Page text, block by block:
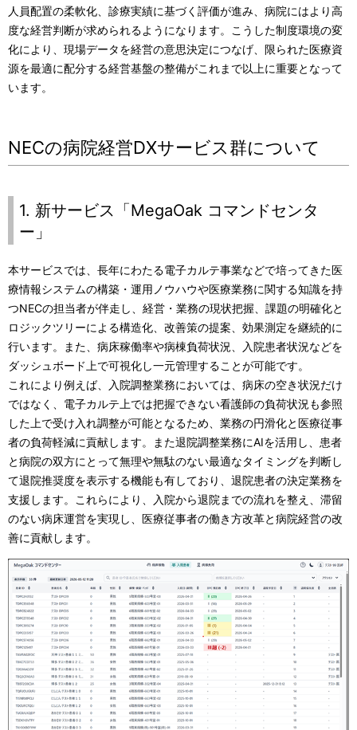
人員配置の柔軟化、診療実績に基づく評価が進み、病院にはより高
度な経営判断が求められるようになります。こうした制度環境の変
化により、現場データを経営の意思決定につなげ、限られた医療資
源を最適に配分する経営基盤の整備がこれまで以上に重要となって
います。
NECの病院経営DXサービス群について
1. 新サービス「MegaOak コマンドセンタ
ー」
本サービスでは、長年にわたる電子カルテ事業などで培ってきた医
療情報システムの構築・運用ノウハウや医療業務に関する知識を持
つNECの担当者が伴走し、経営・業務の現状把握、課題の明確化と
ロジックツリーによる構造化、改善策の提案、効果測定を継続的に
行います。また、病床稼働率や病棟負荷状況、入院患者状況などを
ダッシュボード上で可視化し一元管理することが可能です。
これにより例えば、入院調整業務においては、病床の空き状況だけ
ではなく、電子カルテ上では把握できない看護師の負荷状況も参照
した上で受け入れ調整が可能となるため、業務の円滑化と医療従事
者の負荷軽減に貢献します。また退院調整業務にAIを活用し、患者
と病院の双方にとって無理や無駄のない最適なタイミングを判断し
て退院推奨度を表示する機能も有しており、退院患者の決定業務を
支援します。これらにより、入院から退院までの流れを整え、滞留
のない病床運営を実現し、医療従事者の働き方改革と病院経営の改
善に貢献します。